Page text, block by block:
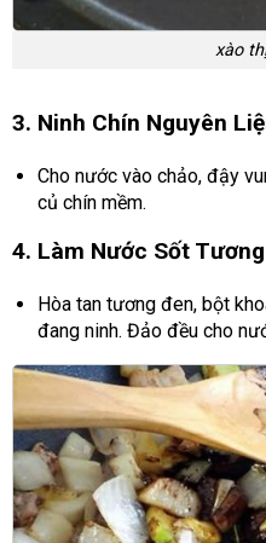
xào
3. Ninh Chín Nguyên
Cho nước vào chảo, đậy
củ chín mềm.
4. Làm Nước Sốt
Hòa tan tương đen, bột
đang ninh. Đảo đều cho